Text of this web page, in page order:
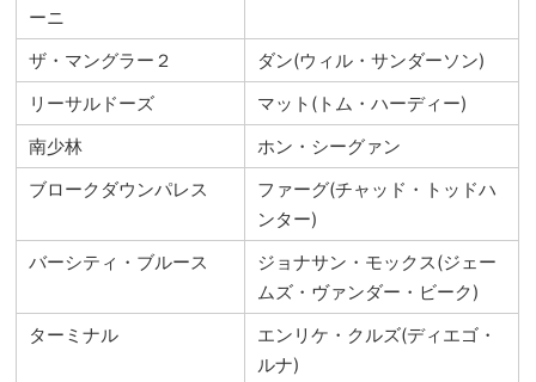
ーニ
ザ・マングラー２
ダン(ウィル・サンダーソン)
リーサルドーズ
マット(トム・ハーディー)
南少林
ホン・シーグァン
ブロークダウンパレス
ファーグ(チャッド・トッドハ
ンター)
バーシティ・ブルース
ジョナサン・モックス(ジェー
ムズ・ヴァンダー・ビーク)
ターミナル
エンリケ・クルズ(ディエゴ・
ルナ)